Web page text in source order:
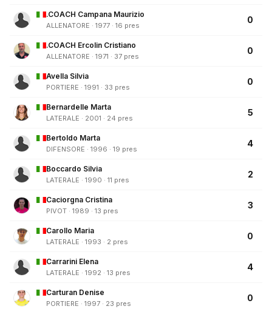
.COACH Campana Maurizio
ALLENATORE · 1977 · 16 pres
0
.COACH Ercolin Cristiano
ALLENATORE · 1971 · 37 pres
0
Avella Silvia
PORTIERE · 1991 · 33 pres
0
Bernardelle Marta
LATERALE · 2001 · 24 pres
5
Bertoldo Marta
DIFENSORE · 1996 · 19 pres
4
Boccardo Silvia
LATERALE · 1990 · 11 pres
2
Caciorgna Cristina
PIVOT · 1989 · 13 pres
3
Carollo Maria
LATERALE · 1993 · 2 pres
0
Carrarini Elena
LATERALE · 1992 · 13 pres
4
Carturan Denise
PORTIERE · 1997 · 23 pres
0